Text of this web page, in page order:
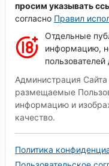
просим указывать
согласно Правил
Отдельные
информацию,
пользователей
Администрация Сайта
размещаемые
информацию и
качество.
Политика